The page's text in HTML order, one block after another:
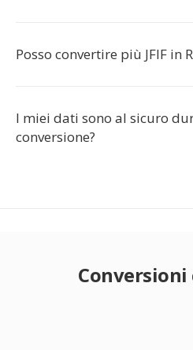
Posso convertire più JFIF in
I miei dati sono al sicuro
conversione?